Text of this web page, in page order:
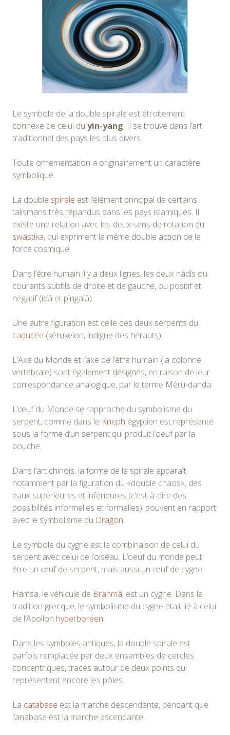
Le symbole de la double spirale est étroitement
connexe de celui du yin-yang. Il se trouve dans l’art
traditionnel des pays les plus divers.
Toute ornementation a originairement un caractère
symbolique.
La double spirale est l’élément principal de certains
talismans très répandus dans les pays islamiques. Il
existe une relation avec les deux sens de rotation du
swastika, qui expriment la même double action de la
force cosmique.
Dans l’être humain il y a deux lignes, les deux nâdîs ou
courants subtils de droite et de gauche, ou positif et
négatif (idâ et pingalâ).
Une autre figuration est celle des deux serpents du
caducée (kêrukeion, indigne des hérauts).
L’Axe du Monde et l’axe de l’être humain (la colonne
vertébrale) sont également désignés, en raison de leur
correspondance analogique, par le terme Mêru-danda.
L’œuf du Monde se rapproche du symbolisme du
serpent, comme dans le Kneph égyptien est représenté
sous la forme d’un serpent qui produit l’oeuf par la
bouche.
Dans l’art chinois, la forme de la spirale apparaît
notamment par la figuration du «double chaos», des
eaux supérieures et inférieures (c’est-à-dire des
possibilités informelles et formelles), souvent en rapport
avec le symbolisme du Dragon.
Le symbole du cygne est la combinaison de celui du
serpent avec celui de l’oiseau. L’oeuf du monde peut
être un œuf de serpent, mais aussi un œuf de cygne.
Hamsa, le véhicule de Brahmâ, est un cygne. Dans la
tradition grecque, le symbolisme du cygne était lié à celui
de l’Apollon hyperboréen.
Dans les symboles antiques, la double spirale est
parfois remplacée par deux ensembles de cercles
concentriques, tracés autour de deux points qui
représentent encore les pôles.
La catabase est la marche descendante, pendant que
l’anabase est la marche ascendante.